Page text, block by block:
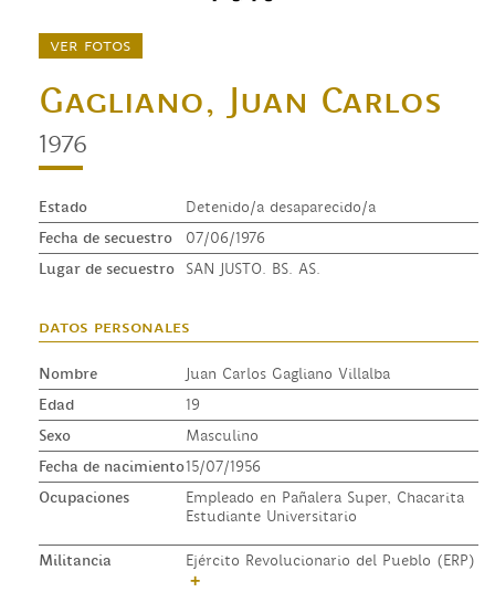
ver fotos
Gagliano, Juan Carlos
1976
Estado
Detenido/a desaparecido/a
Fecha de secuestro
07/06/1976
Lugar de secuestro
SAN JUSTO. BS. AS.
datos personales
Nombre
Juan Carlos Gagliano Villalba
Edad
19
Sexo
Masculino
Fecha de nacimiento15/07/1956
Ocupaciones
Empleado en Pañalera Super, Chacarita
Estudiante Universitario
Militancia Ejército Revolucionario del Pueblo (ERP)
+